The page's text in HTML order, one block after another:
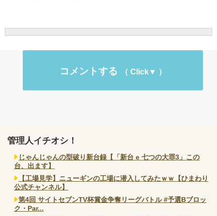
コメントする
管理人イチオシ！
じゃんじゃんの型破り新台録【「新台 e 七つの大罪3」この
台、出ます】
【工場見学】ニューギンの工場に潜入してみたｗｗ【ひまわり
公式チャンネル】
第4回 サイトセブンTV杯賞金争奪リーグバトル #予選Bブロッ
ク・Par...